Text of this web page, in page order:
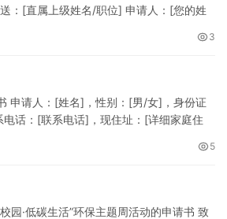
：[直属上级姓名/职位] 申请人：[您的姓
3
申请人：[姓名]，性别：[男/女]，身份证
话：[联系电话]，现住址：[详细家庭住
5
园·低碳生活”环保主题周活动的申请书 致